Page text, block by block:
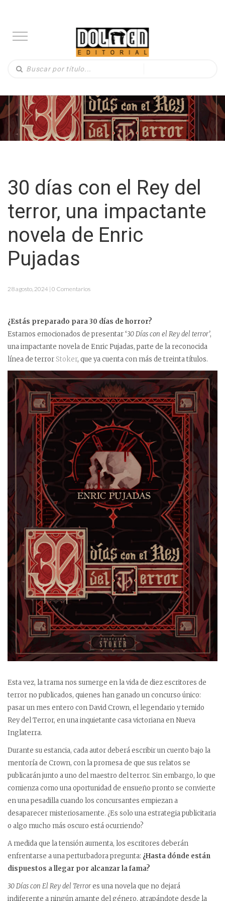
30 días con el Rey del
terror, una impactante
novela de Enric
Pujadas
28 agosto, 2024 | 0 Comentarios
¿Estás preparado para 30 días de horror?
Estamos emocionados de presentar ‘30 Días con el Rey del terror’,
una impactante novela de Enric Pujadas, parte de la reconocida
línea de terror Stoker, que ya cuenta con más de treinta títulos.
Esta vez, la trama nos sumerge en la vida de diez escritores de
terror no publicados, quienes han ganado un concurso único:
pasar un mes entero con David Crown, el legendario y temido
Rey del Terror, en una inquietante casa victoriana en Nueva
Inglaterra.
Durante su estancia, cada autor deberá escribir un cuento bajo la
mentoría de Crown, con la promesa de que sus relatos se
publicarán junto a uno del maestro del terror. Sin embargo, lo que
comienza como una oportunidad de ensueño pronto se convierte
en una pesadilla cuando los concursantes empiezan a
desaparecer misteriosamente. ¿Es solo una estrategia publicitaria
o algo mucho más oscuro está ocurriendo?
A medida que la tensión aumenta, los escritores deberán
enfrentarse a una perturbadora pregunta: ¿Hasta dónde están
dispuestos a llegar por alcanzar la fama?
30 Días con El Rey del Terrores una novela que no dejará
indiferente a ningún amante del género, atrapándote desde la